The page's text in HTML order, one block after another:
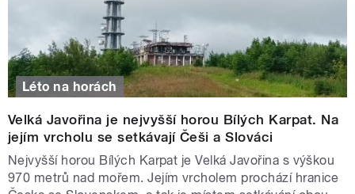
Léto na horách
Velká Javořina je nejvyšší horou Bílých Karpat. Na
jejím vrcholu se setkávají Češi a Slováci
Nejvyšší horou Bílých Karpat je Velká Javořina s výškou
970 metrů nad mořem. Jejím vrcholem prochází hranice